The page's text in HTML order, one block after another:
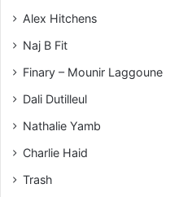
Alex Hitchens
Naj B Fit
Finary – Mounir Laggoune
Dali Dutilleul
Nathalie Yamb
Charlie Haid
Trash